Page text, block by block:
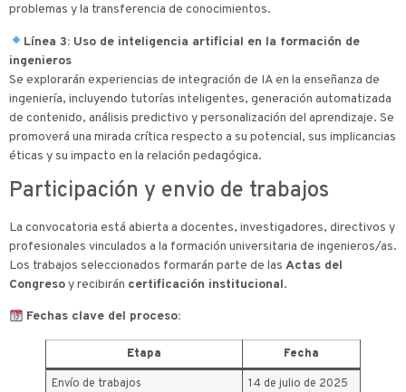
problemas y la transferencia de conocimientos.
Línea 3: Uso de inteligencia artificial en la formación de
ingenieros
Se explorarán experiencias de integración de IA en la enseñanza de
ingeniería, incluyendo tutorías inteligentes, generación automatizada
de contenido, análisis predictivo y personalización del aprendizaje. Se
promoverá una mirada crítica respecto a su potencial, sus implicancias
éticas y su impacto en la relación pedagógica.
Participación y envio de trabajos
La convocatoria está abierta a docentes, investigadores, directivos y
profesionales vinculados a la formación universitaria de ingenieros/as.
Los trabajos seleccionados formarán parte de las Actas del
Congresoy recibirán certificación institucional.
Fechas clave del proceso:
Etapa Fecha
Envío de trabajos
14 de julio de 2025